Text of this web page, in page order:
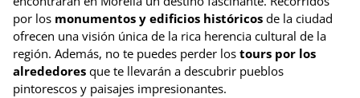
por los monumentos y edificios históricos de la ciudad
ofrecen una visión única de la rica herencia cultural de la
región. Además, no te puedes perder los tours por los
alrededores que te llevarán a descubrir pueblos
pintorescos y paisajes impresionantes.